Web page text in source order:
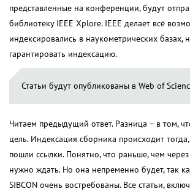
представленные на конференции, будут
библиотеку IEEE Xplore. IEEE делает всё
индексировались в наукометрических базах,
гарантировать индексацию.
Статьи будут опубликованы в Web of
Читаем предыдущий ответ. Разница – в том,
цель. Индексация сборника происходит
пошли ссылки. Понятно, что раньше, чем
нужно ждать. Но она непременно будет, так
SIBCON очень востребованы. Все статьи,